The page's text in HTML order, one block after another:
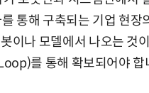
통해 구축되는 기업 현장
이나 모델에서 나오는 것
를 통해 확보되어야 합